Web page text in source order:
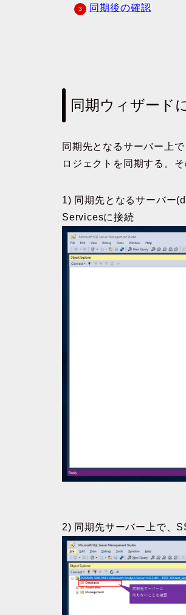
同期後の確認
同期ウィザード
同期先となるサーバー上
ロジェクトを同期する。
1) 同期先となるサーバー
Servicesに接続
2) 同期先サーバー上で、